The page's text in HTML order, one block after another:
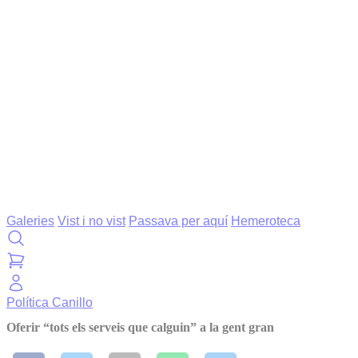
Galeries Vist i no vist Passava per aquí Hemeroteca
Política Canillo
Oferir “tots els serveis que calguin” a la gent gran